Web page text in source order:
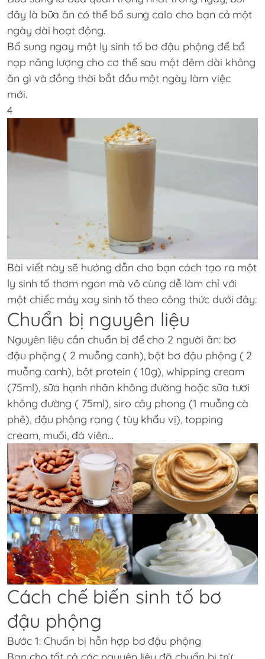
đây là bữa ăn có thể bổ sung calo cho bạn cả một
ngày dài hoạt động.
Bổ sung ngay một ly sinh tố bơ đậu phộng để bổ
nạp năng lượng cho cơ thể sau một đêm dài không
ăn gì và đồng thời bắt đầu một ngày làm việc
mới.
4
Bài viết này sẽ hướng dẫn cho bạn cách tạo ra một
ly sinh tố thơm ngon mà vô cùng dễ làm chỉ với
một chiếc máy xay sinh tố theo công thức dưới đây:
Chuẩn bị nguyên liệu
Nguyên liệu cần chuẩn bị để cho 2 người ăn: bơ
đậu phộng ( 2 muỗng canh), bột bơ đậu phộng ( 2
muỗng canh), bột protein ( 10g), whipping cream
(75ml), sữa hạnh nhân không đường hoặc sữa tươi
không đường ( 75ml), siro cây phong (1 muỗng cà
phê), đậu phộng rang ( tùy khẩu vị), topping
cream, muối, đá viên…
Cách chế biến sinh tố bơ
đậu phộng
Bước 1: Chuẩn bị hỗn hợp bơ đậu phộng